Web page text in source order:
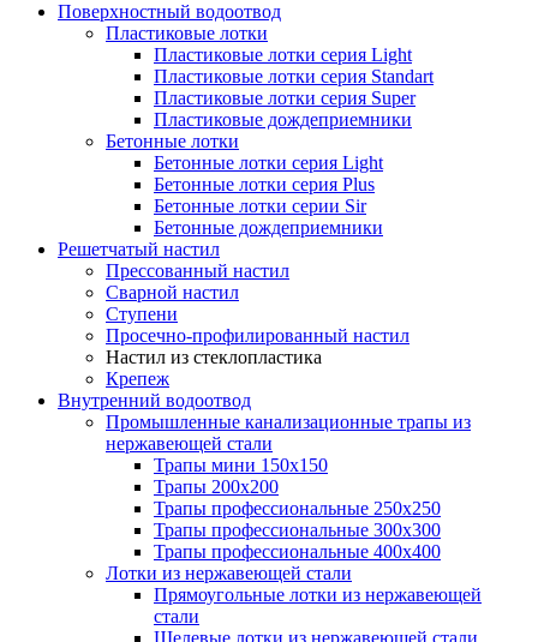
Поверхностный водоотвод
Пластиковые лотки
Пластиковые лотки серия Light
Пластиковые лотки серия Standart
Пластиковые лотки серия Super
Пластиковые дождеприемники
Бетонные лотки
Бетонные лотки серия Light
Бетонные лотки серия Plus
Бетонные лотки серии Sir
Бетонные дождеприемники
Решетчатый настил
Прессованный настил
Сварной настил
Ступени
Просечно-профилированный настил
Настил из стеклопластика
Крепеж
Внутренний водоотвод
Промышленные канализационные трапы из
нержавеющей стали
Трапы мини 150х150
Трапы 200х200
Трапы профессиональные 250х250
Трапы профессиональные 300х300
Трапы профессиональные 400х400
Лотки из нержавеющей стали
Прямоугольные лотки из нержавеющей
стали
Щелевые лотки из нержавеющей стали